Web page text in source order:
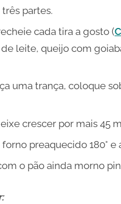
partes.
cada tira a gosto (
leite, queijo com
uma trança, coloque
crescer por mais 45
preaquecido 180°
o pão ainda morno